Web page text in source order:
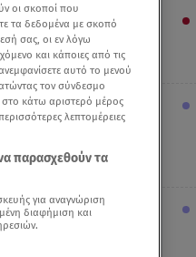
οι σκοποί που
τα δεδομένα με σκοπό
σας, οι εν λόγω
και κάποιες από τις
αυτό το μενού
τον σύνδεσμο
στο κάτω αριστερό μέρος
λεπτομέρειες
παρασχεθούν τα
για αναγνώριση
διαφήμιση και